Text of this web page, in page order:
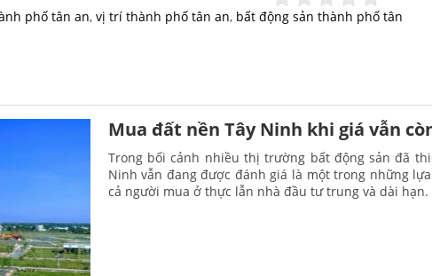
phố tân an, vị trí thành phố tân an, bất động sản thành phố tân
Mua đất nền Tây Ninh khi giá vẫn
Trong bối cảnh nhiều thị trường bất động sản đã
Ninh vẫn đang được đánh giá là một trong những
cả người mua ở thực lẫn nhà đầu tư trung và dài